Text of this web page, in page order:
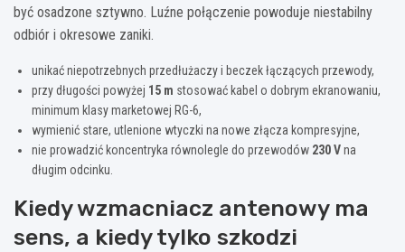
być osadzone sztywno. Luźne połączenie powoduje niestabilny
odbiór i okresowe zaniki.
unikać niepotrzebnych przedłużaczy i beczek łączących przewody,
przy długości powyżej 15 m stosować kabel o dobrym ekranowaniu,
minimum klasy marketowej RG-6,
wymienić stare, utlenione wtyczki na nowe złącza kompresyjne,
nie prowadzić koncentryka równolegle do przewodów 230 Vna
długim odcinku.
Kiedy wzmacniacz antenowy ma
sens, a kiedy tylko szkodzi